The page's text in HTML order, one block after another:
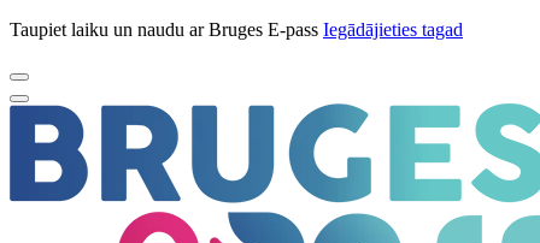
Taupiet laiku un naudu ar Bruges E-pass Iegādājieties tagad